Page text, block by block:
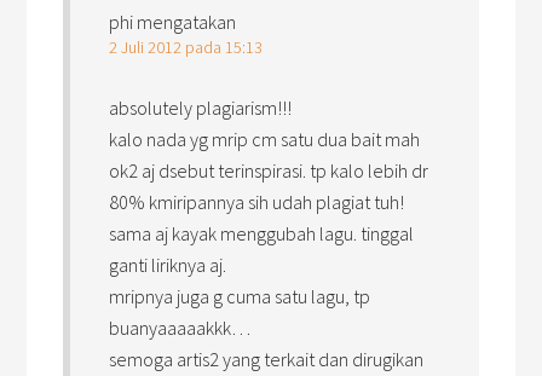
phi mengatakan
2 Juli 2012 pada 15:13
absolutely plagiarism!!!
kalo nada yg mrip cm satu dua bait mah
ok2 aj dsebut terinspirasi. tp kalo lebih dr
80% kmiripannya sih udah plagiat tuh!
sama aj kayak menggubah lagu. tinggal
ganti liriknya aj.
mripnya juga g cuma satu lagu, tp
buanyaaaaakkk…
semoga artis2 yang terkait dan dirugikan